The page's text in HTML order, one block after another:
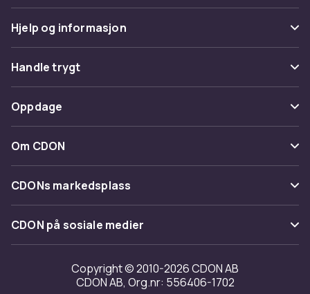
Hjelp og informasjon
Vanlige spørsmål
Spor pakke
Angre & returner her
Kontakt oss
Handle trygt
Betaling
Levering
Tilbakekallinger
Oppdage
Kategorier
Varemerker
Om CDON
Om oss
Kundeanmeldelser
Jobbe på CDON
Investor relations
Tilgjengelighet
CDONs markedsplass
Merchant Help Center
CDON på sosiale medier
Copyright © 2010-2026 CDON AB
CDON AB, Org.nr: 556406-1702